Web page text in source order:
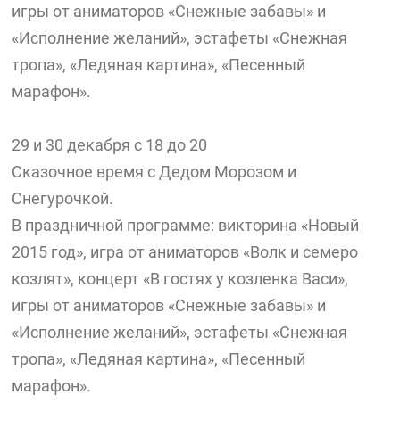
игры от аниматоров «Снежные забавы» и
«Исполнение желаний», эстафеты «Снежная
тропа», «Ледяная картина», «Песенный
марафон».
29 и 30 декабря с 18 до 20
Сказочное время с Дедом Морозом и
Снегурочкой.
В праздничной программе: викторина «Новый
2015 год», игра от аниматоров «Волк и семеро
козлят», концерт «В гостях у козленка Васи»,
игры от аниматоров «Снежные забавы» и
«Исполнение желаний», эстафеты «Снежная
тропа», «Ледяная картина», «Песенный
марафон».